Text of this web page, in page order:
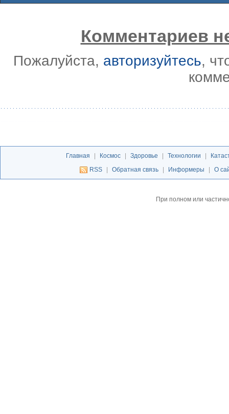
Комментариев
Пожалуйста, авторизуйтесь,
Главная | Космос | Здоровье | Технологии |
RSS
| Обратная связь | Информеры | О
При полном или